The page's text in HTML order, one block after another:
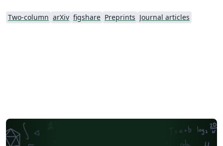
Two-column arXiv figshare Preprints Journal articles